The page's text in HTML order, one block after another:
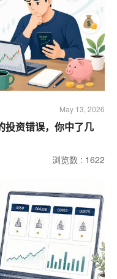
May 13, 2026
投资错误，你中了几
浏览数 : 1622